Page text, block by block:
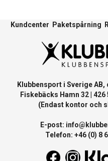
Kundcenter Paketspårning
Klubbensport i Sverige AB,
Fiskebäcks Hamn 32 | 426
(Endast kontor och
E-post:
Telefon: +46 (0) 8